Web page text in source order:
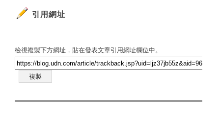
引用網址
檢視複製下方網址，貼在發表文章引用網址欄位中。
複製